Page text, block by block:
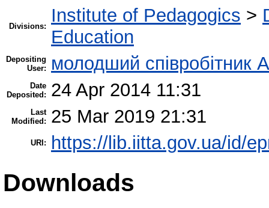
Divisions:
Institute of Pedagogics >
Education
Depositing
User:
молодший співробітник
Date
Deposited:
24 Apr 2014 11:31
Last
Modified:
25 Mar 2019 21:31
URI: https://lib.iitta.gov.ua/id/
Downloads